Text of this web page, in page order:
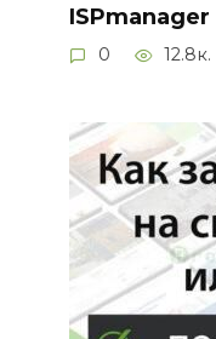
ISPmanager
0 12.8к.